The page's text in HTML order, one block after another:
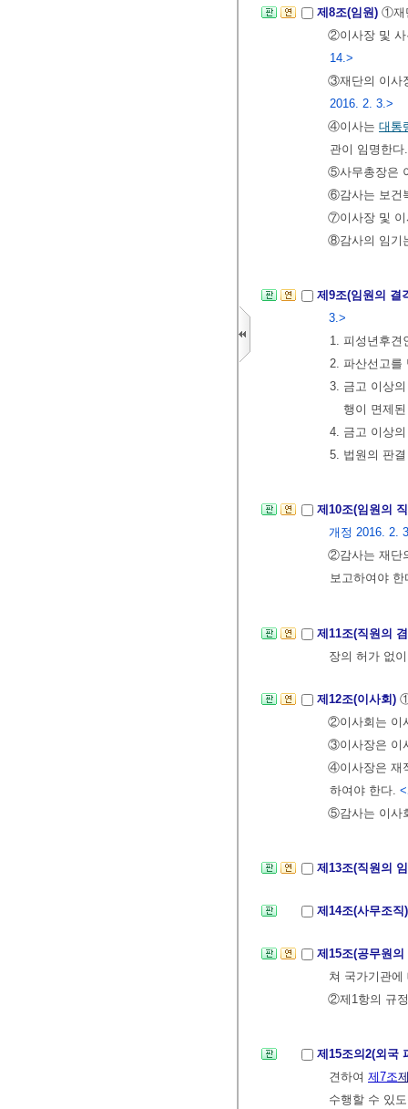
제8조(임원) ①재
②이사장 및 사
14.>
③재단의 이사
2016. 2. 3.>
④이사는 대통
관이 임명한
⑤사무총장은
⑥감사는 보건
⑦이사장 및 이
⑧감사의 임기
제9조(임원의 결
3.>
1. 피성년후견
2. 파산선고를
3. 금고 이상
행이 면제
4. 금고 이상
5. 법원의 판
제10조(임원의
개정 2016. 2.
②감사는 재단
보고하여야
제11조(직원의
장의 허가 없
제12조(이사회)
②이사회는 이
③이사장은 이
④이사장은 재
하여야 한다.
⑤감사는 이사
제13조(직원의
제14조(사무조
제15조(공무원
쳐 국가기관
②제1항의 규
제15조의2(외국
견하여 제7조
수행할 수 있